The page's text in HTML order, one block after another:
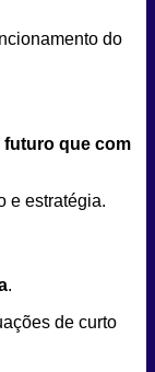
do
que com
e estratégia.
.
de curto